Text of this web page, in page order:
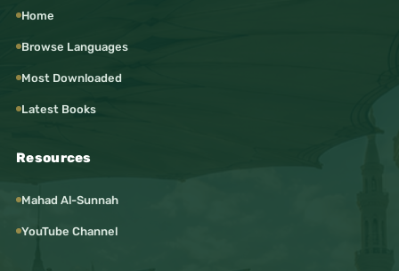
Home
Browse Languages
Most Downloaded
Latest Books
Resources
Mahad Al-Sunnah
YouTube Channel